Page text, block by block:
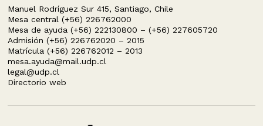
Manuel Rodríguez Sur 415, Santiago, Chile
Mesa central (+56) 226762000
Mesa de ayuda (+56) 222130800 – (+56) 227605720
Admisión (+56) 226762020 – 2015
Matrícula (+56) 226762012 – 2013
mesa.ayuda@mail.udp.cl
legal@udp.cl
Directorio web